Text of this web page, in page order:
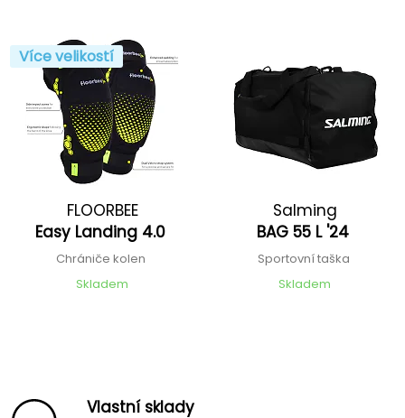
Více velikostí
FLOORBEE
Easy Landing 4.0
Chrániče kolen
Skladem
Salming
BAG 55 L '24
Sportovní taška
Skladem
Vlastní sklady